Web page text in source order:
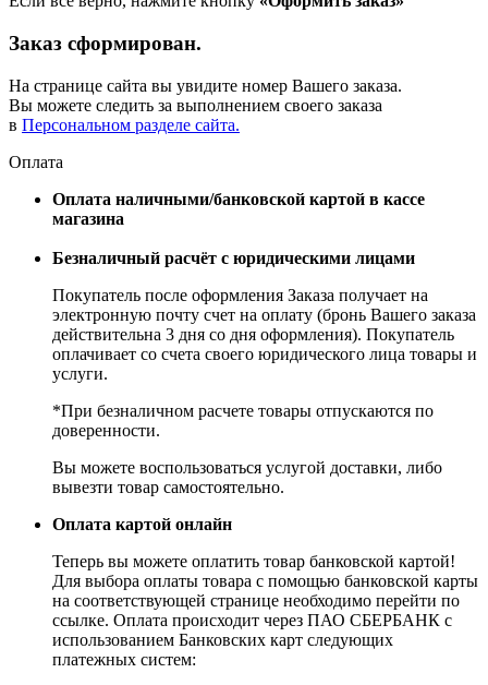
Заказ сформирован.
На странице сайта вы увидите номер Вашего заказа.
Вы можете следить за выполнением своего заказа
в Персональном разделе сайта.
Оплата
Оплата наличными/банковской картой в кассе
магазина
Безналичный расчёт с юридическими лицами
Покупатель после оформления Заказа получает на
электронную почту счет на оплату (бронь Вашего заказа
действительна 3 дня со дня оформления). Покупатель
оплачивает со счета своего юридического лица товары и
услуги.
*При безналичном расчете товары отпускаются по
доверенности.
Вы можете воспользоваться услугой доставки, либо
вывезти товар самостоятельно.
Оплата картой онлайн
Теперь вы можете оплатить товар банковской картой!
Для выбора оплаты товара с помощью банковской карты
на соответствующей странице необходимо перейти по
ссылке. Оплата происходит через ПАО СБЕРБАНК с
использованием Банковских карт следующих
платежных систем: